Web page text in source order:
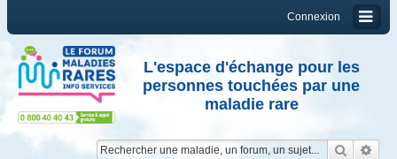
Connexion
L'espace d'échange pour les
personnes touchées par une
maladie rare